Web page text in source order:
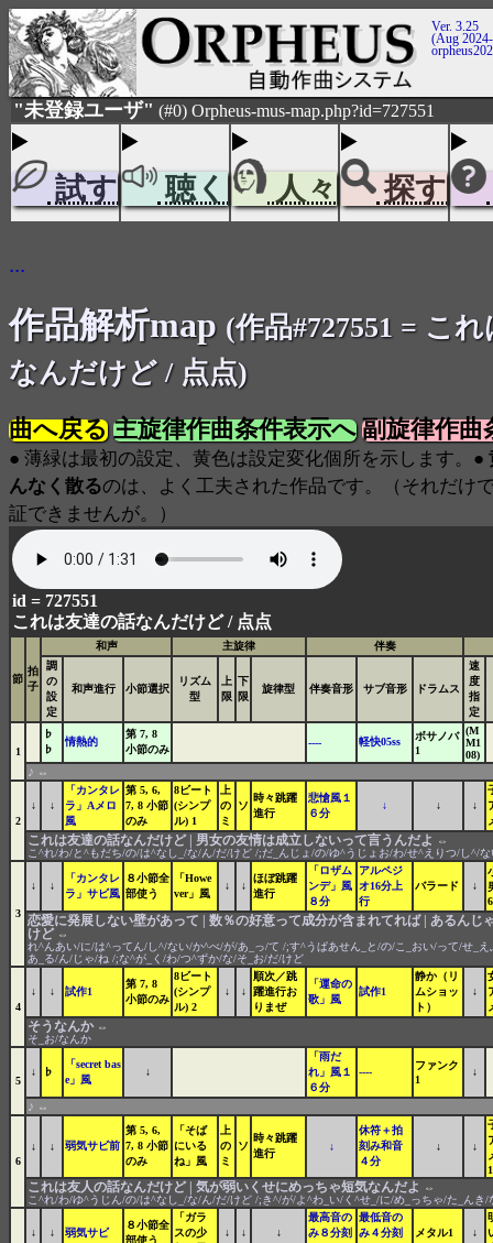
Ver. 3.25
(Aug
"未登録ユーザ" (#0) Orpheus-mus-map.php?id=727551
試す 聴く 人々 探す
...
作品解析map (作品#727551 = こ
なんだけど / 点点)
曲へ戻る 主旋律作曲条件表示へ 副旋律作曲
● 薄緑は最初の設定、黄色は設定変化個所を示します。●
んなく散るのは、よく工夫された作品です。（それだけ
証できませんが。）
id = 727551
これは友達の話なんだけど / 点点
節
拍
子
和声 主旋律
伴奏
調
の
設
定
和声進行 小節選択
リズム
型
上
限
下
限
旋律型 伴奏音形 サブ音形 ドラムス
速
度
指
定
1
♭
♭
情熱的
第 7, 8
小節のみ
---- 軽快05ss
ボサノバ
1
(M
M1
08)
♪ ⇔
2
↓ ↓
「カンタレ
ラ」Aメロ
風
第 5, 6,
7, 8 小節
のみ
8ビート
(シンプ
ル) 1
上
の
ミ
ソ
時々跳躍
進行
悲愴風１
６分
↓ ↓ ↓
これは友達の話なんだけど | 男女の友情は成立しないって言うんだよ
⇔
こ^れ/わ/と^もだち/の/は^なし_/な/ん/だ/けど /;だ_んじょ/の/ゆ^うじょお/わ/せ^えりつ/し^/
3
↓ ↓
「カンタレ
ラ」サビ風
８小節全
部使う
「Howe
ver」風
↓ ↓
ほぼ跳躍
進行
「ロザム
ンデ」風
８分
アルペジ
オ16分上
行
バラード ↓
6
恋愛に発展しない壁があって | 数％の好意って成分が含まれてれば | あるんじ
けど ⇔
れ^んあい/に/は^ってん/し^/ない/か^べ/が/あ_っ/て /;す^うぱあせん_と/の/こ_おい/って/せ_
あ_る/ん/じゃ/ね /;な^が_く/わ/つ^ずか/な/そ_お/だ/けど
4
↓ ↓ 試作1
第 7, 8
小節のみ
8ビート
(シンプ
ル) 2
↓ ↓
順次／跳
躍進行お
りまぜ
「運命の
歌」風
試作1
静か（リ
ムショッ
ト）
↓
そうなんか ⇔
そ_お/なんか
5
↓ ♭
「secret bas
e」風
↓
「雨だ
れ」風１
６分
----
ファンク
1
↓
♪ ⇔
6
↓ ↓ 弱気サビ前
第 5, 6,
7, 8 小節
のみ
「そば
にいる
ね」風
上
の
ミ
ソ
時々跳躍
進行
↓
休符＋拍
刻み和音
４分
↓ ↓
1
これは友人の話なんだけど | 気が弱いくせにめっちゃ短気なんだよ
⇔
こ^れ/わ/ゆ^うじん/の/は^なし_/な/ん/だ/けど /;き^/が/よ^わ_い/く^せ_/に/め_っちゃ/た_んき/
↓ ↓ 弱気サビ
８小節全
部使う
「ガラ
スの少
↓ ↓ ↓
最高音の
み８分刻
最低音の
み４分刻
メタル1 ↓